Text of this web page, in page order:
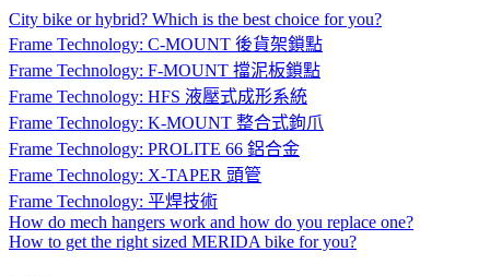
City bike or hybrid? Which is the best choice for you?
Frame Technology: C-MOUNT 後貨架鎖點
Frame Technology: F-MOUNT 擋泥板鎖點
Frame Technology: HFS 液壓式成形系統
Frame Technology: K-MOUNT 整合式鉤爪
Frame Technology: PROLITE 66 鋁合金
Frame Technology: X-TAPER 頭管
Frame Technology: 平焊技術
How do mech hangers work and how do you replace one?
How to get the right sized MERIDA bike for you?